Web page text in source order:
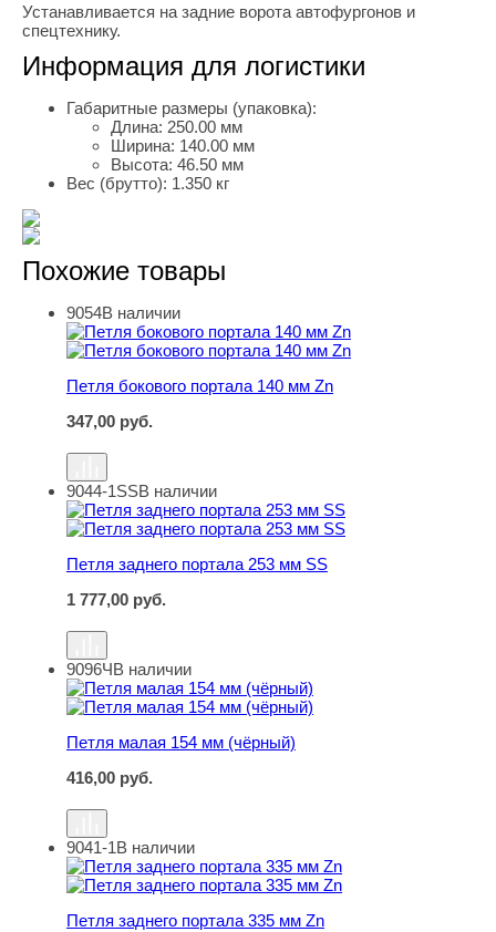
Устанавливается на задние ворота автофургонов и
спецтехнику.
Информация для логистики
Габаритные размеры (упаковка):
Длина: 250.00 мм
Ширина: 140.00 мм
Высота: 46.50 мм
Вес (брутто): 1.350 кг
Похожие товары
Петля бокового портала 140 мм Zn
9054В наличии
Петля бокового портала 140 мм Zn
347,00 руб.
Петля заднего портала 253 мм SS
9044-1SSВ наличии
Петля заднего портала 253 мм SS
1 777,00 руб.
Петля малая 154 мм (чёрный)
9096ЧВ наличии
Петля малая 154 мм (чёрный)
416,00 руб.
Петля заднего портала 335 мм Zn
9041-1В наличии
Петля заднего портала 335 мм Zn